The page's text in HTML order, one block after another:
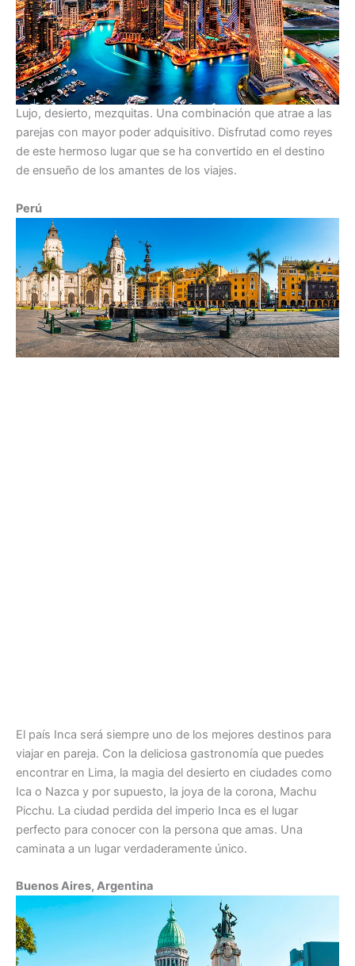
Lujo, desierto, mezquitas. Una combinación que atrae a las
parejas con mayor poder adquisitivo. Disfrutad como reyes
de este hermoso lugar que se ha convertido en el destino
de ensueño de los amantes de los viajes.
Perú
El país Inca será siempre uno de los mejores destinos para
viajar en pareja. Con la deliciosa gastronomía que puedes
encontrar en Lima, la magia del desierto en ciudades como
Ica o Nazca y por supuesto, la joya de la corona, Machu
Picchu. La ciudad perdida del imperio Inca es el lugar
perfecto para conocer con la persona que amas. Una
caminata a un lugar verdaderamente único.
Buenos Aires, Argentina